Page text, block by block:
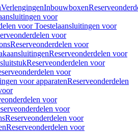
VerlengingenInbouwboxen
voor
voor Toestelaansluitingen voor
voor
Reserveonderdelen voor
Reserveonderdelen voor
Reserveonderdelen voor
voor
voor apparatenReserveonderdelen
voor
voor
Reserveonderdelen voor
Reserveonderdelen voor